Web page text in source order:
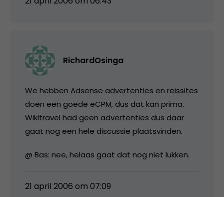
RichardOsinga
We hebben Adsense advertenties en reissites
doen een goede eCPM, dus dat kan prima.
Wikitravel had geen advertenties dus daar
gaat nog een hele discussie plaatsvinden.
@ Bas: nee, helaas gaat dat nog niet lukken.
21 april 2006 om 07:09